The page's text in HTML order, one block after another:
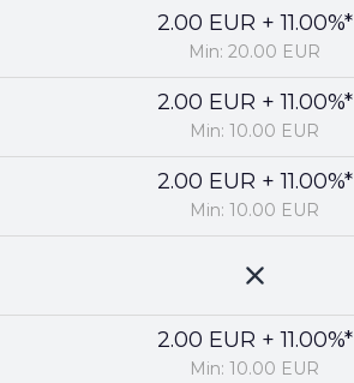
2.00 EUR + 11.00%*
Min: 20.00 EUR
2.00 EUR + 11.00%*
Min: 10.00 EUR
2.00 EUR + 11.00%*
Min: 10.00 EUR
2.00 EUR + 11.00%*
Min: 10.00 EUR